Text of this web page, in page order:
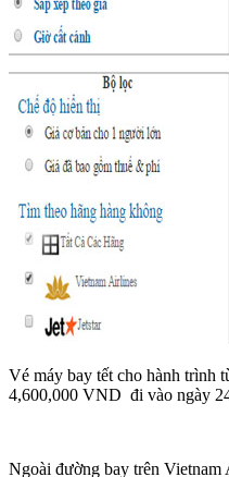
Vé máy bay tết cho hành trình
4,600,000 VND đi vào ngày
Ngoài đường bay trên Vietnam